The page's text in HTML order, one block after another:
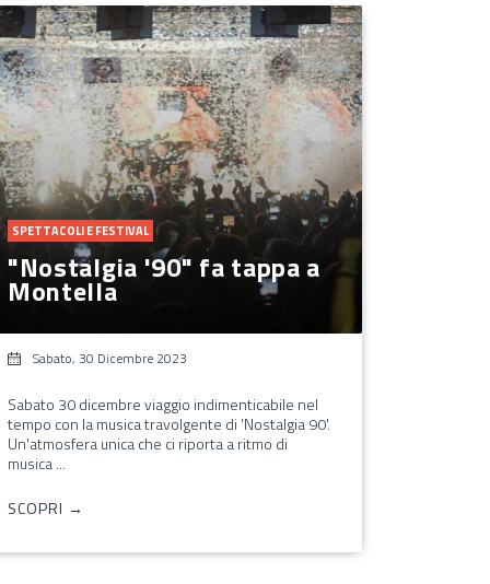
SPETTACOLI E FESTIVAL
"Nostalgia '90" fa tappa a
Montella
Sabato, 30 Dicembre 2023
Sabato 30 dicembre viaggio indimenticabile nel
tempo con la musica travolgente di 'Nostalgia 90'.
Un'atmosfera unica che ci riporta a ritmo di
musica ...
SCOPRI →